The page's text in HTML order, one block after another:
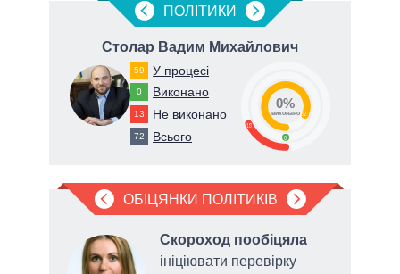
ПОЛIТИКИ
Столар Вадим Михайлович
59 У процесі
0 Виконано
13 Не виконано
72 Всього
18
0
82
0%
виконано
ОБІЦЯНКИ ПОЛІТИКІВ
Скороход пообіцяла
ініціювати перевірку